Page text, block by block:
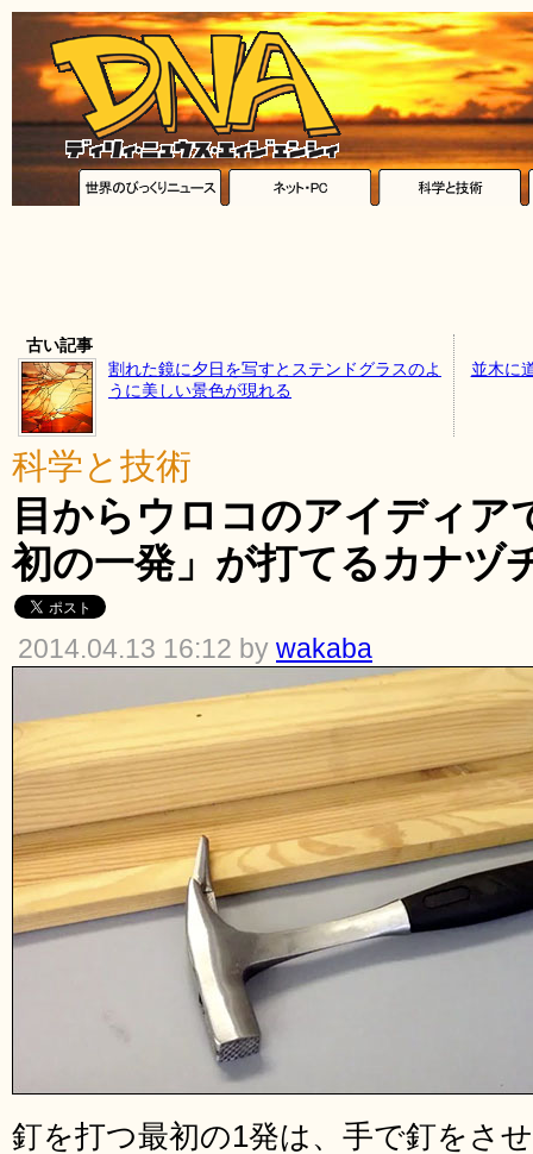
古い記事
割れた鏡に夕日を写すとステンドグラスのよ
うに美しい景色が現れる
並木に
科学と技術
目からウロコのアイディア
初の一発」が打てるカナヅ
2014.04.13 16:12 by wakaba
釘を打つ最初の1発は、手で釘をさ